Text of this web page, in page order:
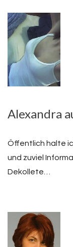
Alexandra
Öffentlich halte
und zuviel
Dekollete…